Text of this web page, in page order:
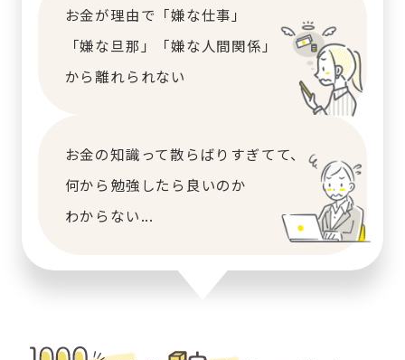
お金が理由で「嫌な仕事」
「嫌な旦那」「嫌な人間関係」
から離れられない
お金の知識って散らばりすぎてて、
何から勉強したら良いのか
わからない...